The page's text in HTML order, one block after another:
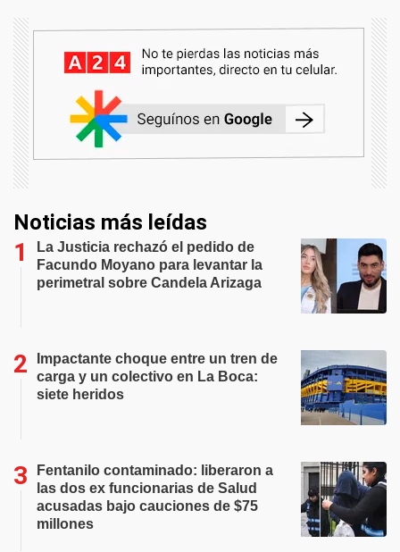
Noticias más leídas
La Justicia rechazó el pedido de
Facundo Moyano para levantar la
perimetral sobre Candela Arizaga
Impactante choque entre un tren de
carga y un colectivo en La Boca:
siete heridos
Fentanilo contaminado: liberaron a
las dos ex funcionarias de Salud
acusadas bajo cauciones de $75
millones